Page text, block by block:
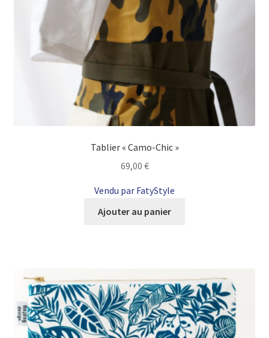
Tablier « Camo-Chic »
69,00 €
Vendu par FatyStyle
Ajouter au panier